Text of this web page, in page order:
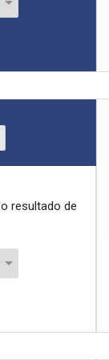
resultado de